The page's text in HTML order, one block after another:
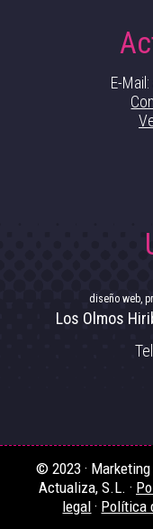
E-
diseño web,
Los Olmos
© 2023 ·
Actualiza, S.L. ·
legal · Política